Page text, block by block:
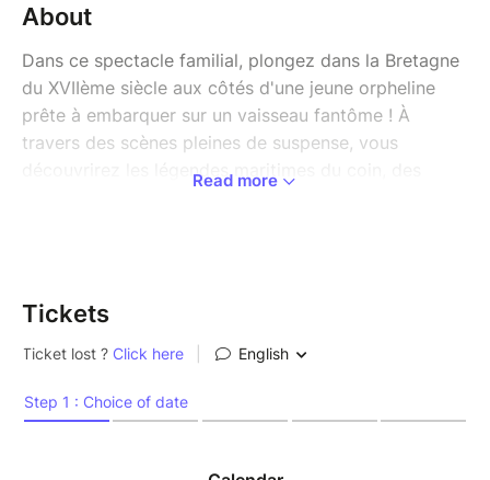
About
Dans ce spectacle familial, plongez dans la Bretagne
du XVIIème siècle aux côtés d'une jeune orpheline
prête à embarquer sur un vaisseau fantôme ! À
travers des scènes pleines de suspense, vous
découvrirez les légendes maritimes du coin, des
> Spectacle en extérieur, devant les musées Salou.
> Se présenter au moins 15 min avant le début du
> Le parking visiteur se trouve à 500m à pied de
Read more
Tickets